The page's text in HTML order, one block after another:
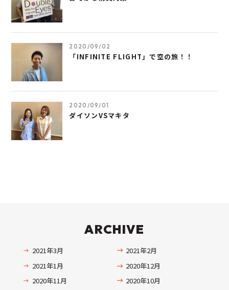
2020/09/02
「INFINITE FLIGHT」で空の旅！！
2020/09/01
ダイソンVSマキタ
ARCHIVE
2021年3月
2021年2月
2021年1月
2020年12月
2020年11月
2020年10月